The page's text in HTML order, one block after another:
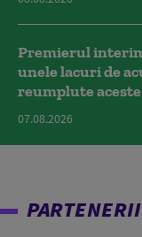
Premierul
unele lacuri de
reumplute
07.08.2026